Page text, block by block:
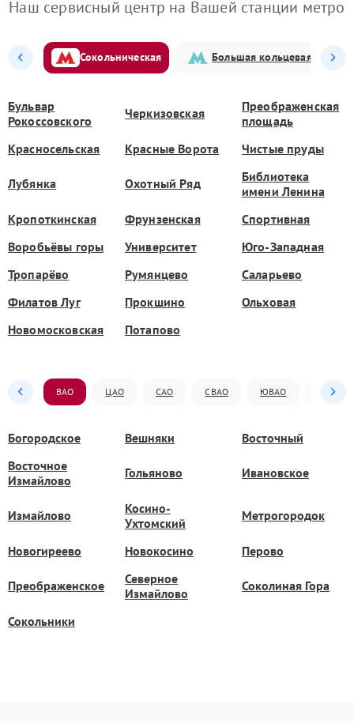
Наш сервисный центр на Вашей станции метро
Сокольническая Большая кольцевая
Бульвар
Рокоссовского
Черкизовская
Преображенская
площадь
Красносельская
Красные Ворота Чистые пруды
Лубянка Охотный Ряд
Библиотека
имени Ленина
Кропоткинская
Фрунзенская
Спортивная
Воробьёвы горы
Университет
Юго-Западная
Тропарёво
Румянцево
Саларьево
Филатов Луг
Прокшино
Ольховая
Новомосковская
Потапово
ВАО ЦАО САО СВАО ЮВАО ЮАО
Богородское Вешняки
Восточный
Восточное
Измайлово
Гольяново Ивановское
Измайлово
Косино-
Ухтомский
Метрогородок
Новогиреево Новокосино Перово
Преображенское
Северное
Измайлово
Соколиная Гора
Сокольники